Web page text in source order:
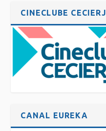
CINECLUBE CECIERJ
CANAL EUREKA